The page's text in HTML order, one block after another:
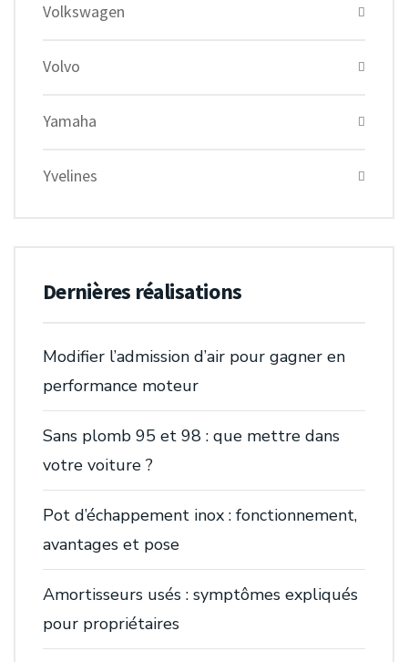
Volkswagen
Volvo
Yamaha
Yvelines
Dernières réalisations
Modifier l’admission d’air pour gagner en
performance moteur
Sans plomb 95 et 98 : que mettre dans
votre voiture ?
Pot d’échappement inox : fonctionnement,
avantages et pose
Amortisseurs usés : symptômes expliqués
pour propriétaires